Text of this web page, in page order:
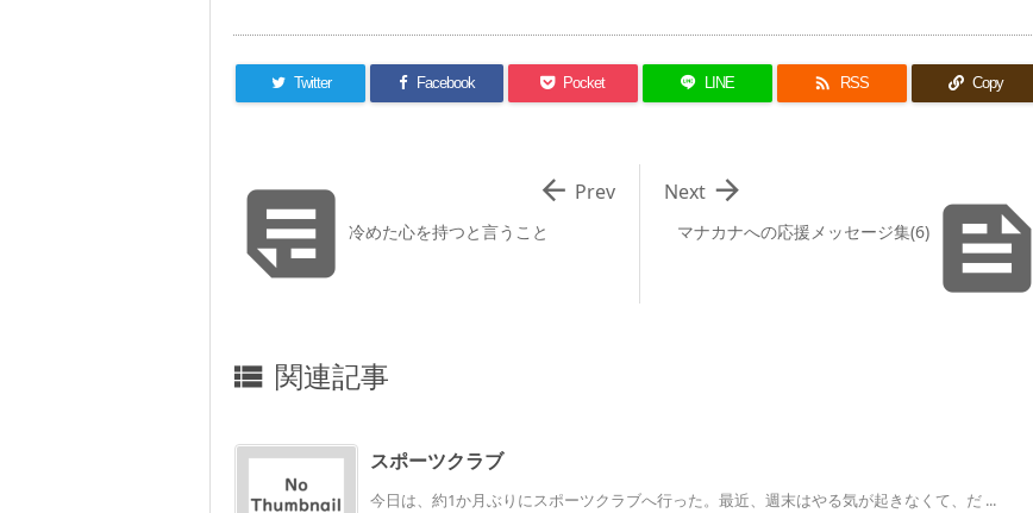
Twitter Facebook Pocket LINE  RSS Copy

マナカナへの応援メッセージ集(6)

Next
冷めた心を持つと言うこと
 Prev
 関連記事
スポーツクラブ
今日は、約1か月ぶりにスポーツクラブへ行った。最近、週末はやる気が起きなくて、だ ...